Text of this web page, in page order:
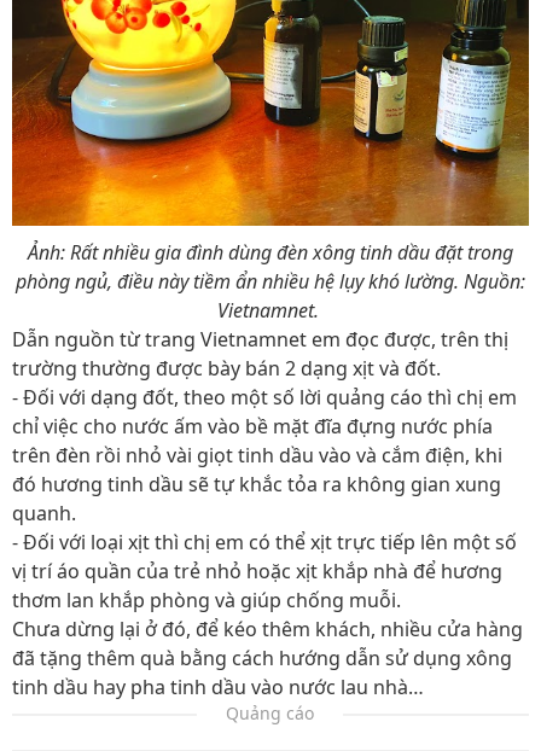
Ảnh: Rất nhiều gia đình dùng đèn xông tinh dầu đặt trong
phòng ngủ, điều này tiềm ẩn nhiều hệ lụy khó lường. Nguồn:
Vietnamnet.
Dẫn nguồn từ trang Vietnamnet em đọc được, trên thị
trường thường được bày bán 2 dạng xịt và đốt.
- Đối với dạng đốt, theo một số lời quảng cáo thì chị em
chỉ việc cho nước ấm vào bề mặt đĩa đựng nước phía
trên đèn rồi nhỏ vài giọt tinh dầu vào và cắm điện, khi
đó hương tinh dầu sẽ tự khắc tỏa ra không gian xung
quanh.
- Đối với loại xịt thì chị em có thể xịt trực tiếp lên một số
vị trí áo quần của trẻ nhỏ hoặc xịt khắp nhà để hương
thơm lan khắp phòng và giúp chống muỗi.
Chưa dừng lại ở đó, để kéo thêm khách, nhiều cửa hàng
đã tặng thêm quà bằng cách hướng dẫn sử dụng xông
tinh dầu hay pha tinh dầu vào nước lau nhà…
Quảng cáo